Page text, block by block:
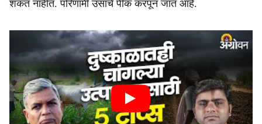
शकत नाहीत. परिणामी उसाचे पीक करपून जात आहे.